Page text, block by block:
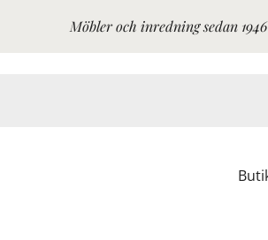
Möbler och inredning sedan 1946